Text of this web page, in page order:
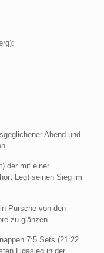
Abend und
der mit einer
Leg) seinen Sieg im
Pursche von den
zu glänzen.
7:5 Sets (21:22
Ligasieg in der